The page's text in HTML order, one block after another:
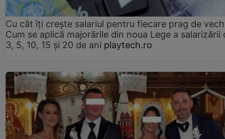
Cu cât îți crește salariul pentru fiecare prag de
Cum se aplică majorările din noua Lege a salarizării
3, 5, 10, 15 și 20 de ani playtech.ro